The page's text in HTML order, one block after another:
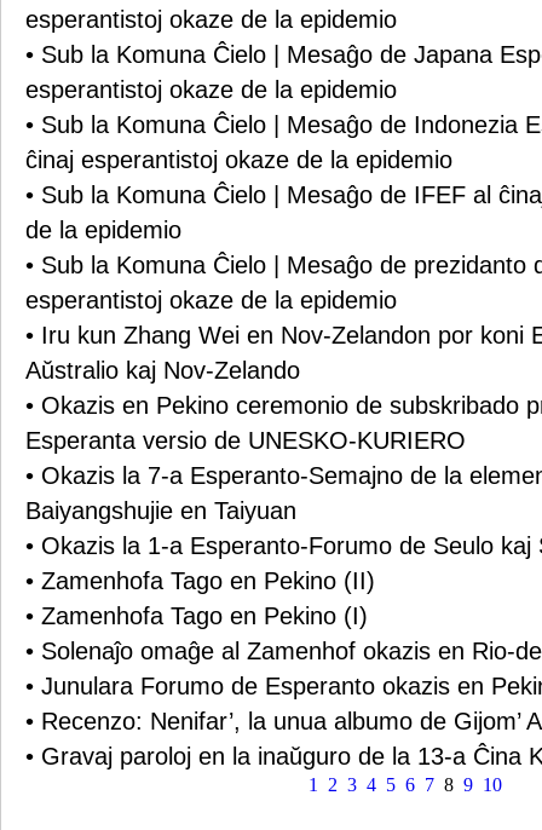
esperantistoj okaze de la epidemio
• Sub la Komuna Ĉielo | Mesaĝo de Japana
esperantistoj okaze de la epidemio
• Sub la Komuna Ĉielo | Mesaĝo de Indonezia
ĉinaj esperantistoj okaze de la epidemio
• Sub la Komuna Ĉielo | Mesaĝo de IFEF al
de la epidemio
• Sub la Komuna Ĉielo | Mesaĝo de prezidanto
esperantistoj okaze de la epidemio
• Iru kun Zhang Wei en Nov-Zelandon por koni
Aŭstralio kaj Nov-Zelando
• Okazis en Pekino ceremonio de subskribado
Esperanta versio de UNESKO-KURIERO
• Okazis la 7-a Esperanto-Semajno de la
Baiyangshujie en Taiyuan
• Okazis la 1-a Esperanto-Forumo de Seulo kaj
• Zamenhofa Tago en Pekino (II)
• Zamenhofa Tago en Pekino (I)
• Solenaĵo omaĝe al Zamenhof okazis en Rio-
• Junulara Forumo de Esperanto okazis en
• Recenzo: Nenifar’, la unua albumo de Gijom’
• Gravaj paroloj en la inaŭguro de la 13-a Ĉina
1 2 3 4 5 6 7 8 9 10